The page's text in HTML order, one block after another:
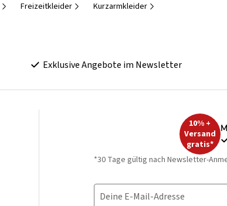
Freizeitkleider Kurzarmkleider
Exklusive Angebote im Newsletter
10% +
Versand
gratis*
*30 Tage gültig nach Newsletter-
Deine E-Mail-Adresse